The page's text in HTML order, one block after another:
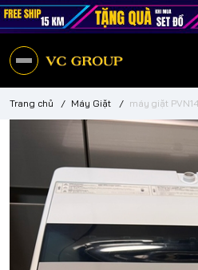
Trang chủ / Máy Giặt / máy giặt